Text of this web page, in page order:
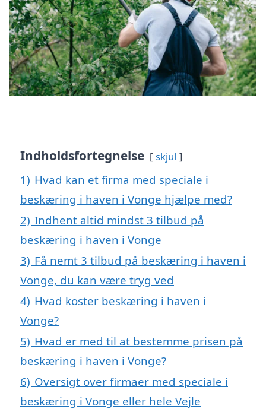
Indholdsfortegnelse skjul
1) Hvad kan et firma med speciale i
beskæring i haven i Vonge hjælpe med?
2) Indhent altid mindst 3 tilbud på
beskæring i haven i Vonge
3) Få nemt 3 tilbud på beskæring i haven i
Vonge, du kan være tryg ved
4) Hvad koster beskæring i haven i
Vonge?
5) Hvad er med til at bestemme prisen på
beskæring i haven i Vonge?
6) Oversigt over firmaer med speciale i
beskæring i Vonge eller hele Vejle